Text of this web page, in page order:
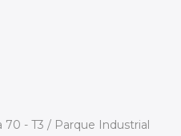
70 - T3 / Parque Industrial